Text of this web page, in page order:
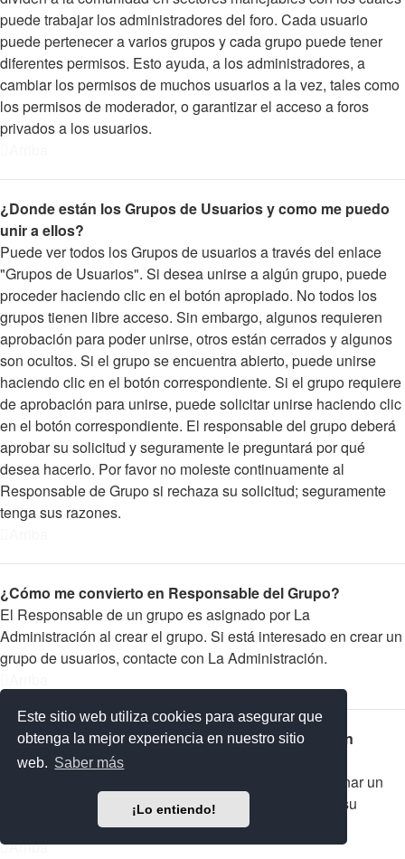
Este sitio web utiliza cookies para asegurar que
obtenga la mejor experiencia en nuestro sitio
web. Saber más
¡Lo entiendo!
puede trabajar los administradores del foro. Cada usuario
puede pertenecer a varios grupos y cada grupo puede tener
diferentes permisos. Esto ayuda, a los administradores, a
cambiar los permisos de muchos usuarios a la vez, tales como
los permisos de moderador, o garantizar el acceso a foros
privados a los usuarios.
¿Donde están los Grupos de Usuarios y como me puedo
unir a ellos?
Puede ver todos los Grupos de usuarios a través del enlace
"Grupos de Usuarios". Si desea unirse a algún grupo, puede
proceder haciendo clic en el botón apropiado. No todos los
grupos tienen libre acceso. Sin embargo, algunos requieren
aprobación para poder unirse, otros están cerrados y algunos
son ocultos. Si el grupo se encuentra abierto, puede unirse
haciendo clic en el botón correspondiente. Si el grupo requiere
de aprobación para unirse, puede solicitar unirse haciendo clic
en el botón correspondiente. El responsable del grupo deberá
aprobar su solicitud y seguramente le preguntará por qué
desea hacerlo. Por favor no moleste continuamente al
Responsable de Grupo si rechaza su solicitud; seguramente
tenga sus razones.
¿Cómo me convierto en Responsable del Grupo?
El Responsable de un grupo es asignado por La
Administración al crear el grupo. Si está interesado en crear un
grupo de usuarios, contacte con La Administración.
¿Por qué algunos Grupos de Usuarios aparecen en
diferentes colores?
La Administración del foro tiene la posibilidad de asignar un
color a los usuarios de un grupo para hacer más fácil su
Arriba